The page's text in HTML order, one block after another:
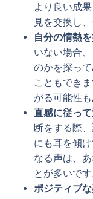
より良い成
見を交換し
自分の情熱
いない場合
のかを探っ
こともでき
がる可能性も
直感に従っ
断をする際
にも耳を傾
なる声は、
とが多いです
ポジティブ